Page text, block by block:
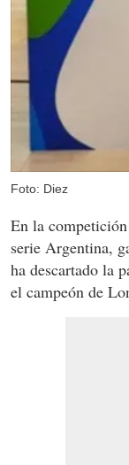
Foto: Diez
En la
serie Argentina,
ha descartado la
el campeón de